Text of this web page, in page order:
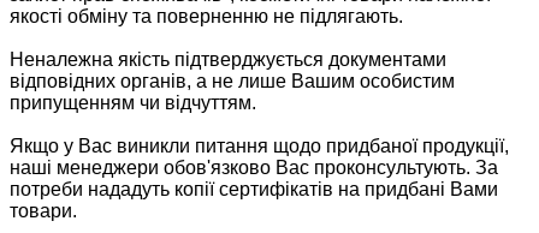
якості обміну та поверненню не підлягають.
Неналежна якість підтверджується документами
відповідних органів, а не лише Вашим особистим
припущенням чи відчуттям.
Якщо у Вас виникли питання щодо придбаної продукції,
наші менеджери обов'язково Вас проконсультують. За
потреби нададуть копії сертифікатів на придбані Вами
товари.